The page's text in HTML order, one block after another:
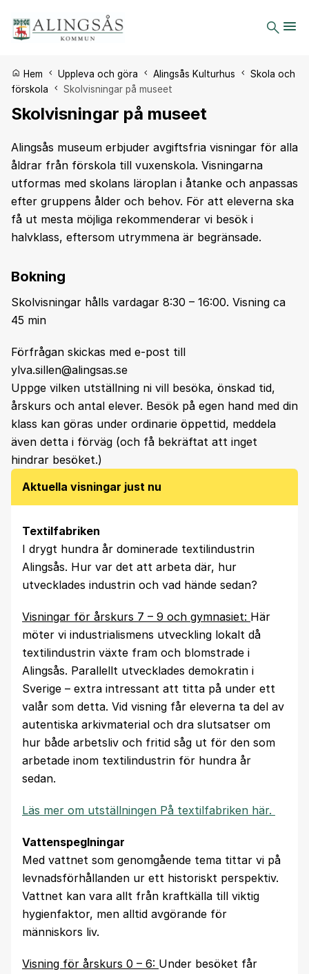
Du är här:
Hem Uppleva och göra Alingsås Kulturhus
Skola och
förskola
Skolvisningar på museet
Skolvisningar på museet
Alingsås museum erbjuder avgiftsfria visningar för alla
åldrar från förskola till vuxenskola. Visningarna
utformas med skolans läroplan i åtanke och anpassas
efter gruppens ålder och behov. För att eleverna ska
få ut mesta möjliga rekommenderar vi besök i
halvklass, eftersom utrymmena är begränsade.
Bokning
Skolvisningar hålls vardagar 8:30 – 16:00. Visning ca
45 min
Förfrågan skickas med e-post till
ylva.sillen@alingsas.se
Uppge vilken utställning ni vill besöka, önskad tid,
årskurs och antal elever. Besök på egen hand med din
klass kan göras under ordinarie öppettid, meddela
även detta i förväg (och få bekräftat att inget
hindrar besöket.)
Aktuella visningar just nu
Textilfabriken
I drygt hundra år dominerade textilindustrin
Alingsås. Hur var det att arbeta där, hur
utvecklades industrin och vad hände sedan?
Visningar för årskurs 7 – 9 och gymnasiet: Här
möter vi industrialismens utveckling lokalt då
textilindustrin växte fram och blomstrade i
Alingsås. Parallellt utvecklades demokratin i
Sverige – extra intressant att titta på under ett
valår som detta. Vid visning får eleverna ta del av
autentiska arkivmaterial och dra slutsatser om
hur både arbetsliv och fritid såg ut för den som
arbetade inom textilindustrin för hundra år
sedan.
Läs mer om utställningen På textilfabriken här.
Vattenspeglningar
Med vattnet som genomgående tema tittar vi på
levnadsförhållanden ur ett historiskt perspektiv.
Vattnet kan vara allt från kraftkälla till viktig
hygienfaktor, men alltid avgörande för
människors liv.
Visning för årskurs 0 – 6: Under besöket får